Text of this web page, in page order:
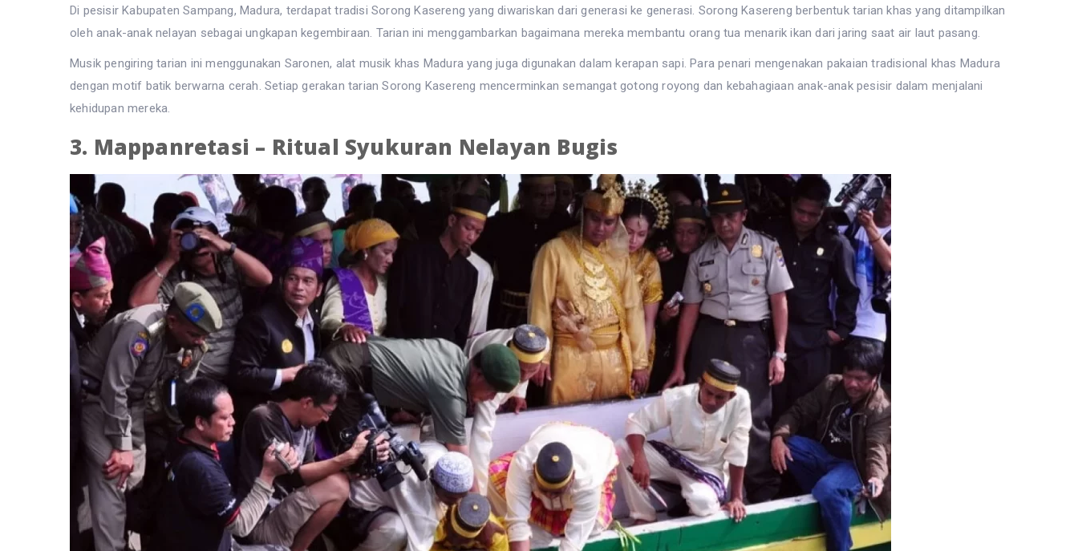
Di pesisir Kabupaten Sampang, Madura, terdapat tradisi Sorong Kasereng yang diwariskan dari generasi ke generasi. Sorong Kasereng berbentuk tarian khas yang ditampilkan
oleh anak-anak nelayan sebagai ungkapan kegembiraan. Tarian ini menggambarkan bagaimana mereka membantu orang tua menarik ikan dari jaring saat air laut pasang.
Musik pengiring tarian ini menggunakan Saronen, alat musik khas Madura yang juga digunakan dalam kerapan sapi. Para penari mengenakan pakaian tradisional khas Madura
dengan motif batik berwarna cerah. Setiap gerakan tarian Sorong Kasereng mencerminkan semangat gotong royong dan kebahagiaan anak-anak pesisir dalam menjalani
kehidupan mereka.
3. Mappanretasi – Ritual Syukuran Nelayan Bugis